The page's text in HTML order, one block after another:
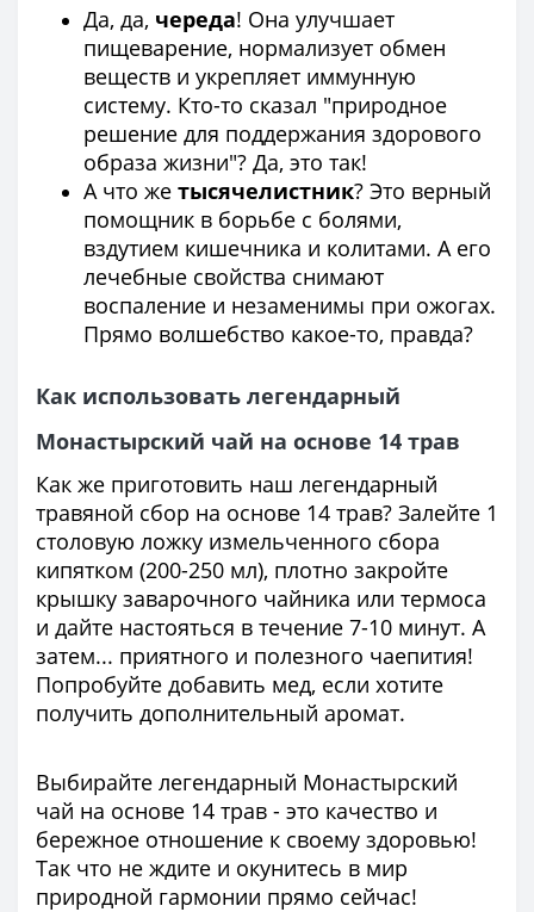
Да, да, череда! Она улучшает
пищеварение, нормализует обмен
веществ и укрепляет иммунную
систему. Кто-то сказал "природное
решение для поддержания здорового
образа жизни"? Да, это так!
А что же тысячелистник? Это верный
помощник в борьбе с болями,
вздутием кишечника и колитами. А его
лечебные свойства снимают
воспаление и незаменимы при ожогах.
Прямо волшебство какое-то, правда?
Как использовать легендарный
Монастырский чай на основе 14 трав
Как же приготовить наш легендарный
травяной сбор на основе 14 трав? Залейте 1
столовую ложку измельченного сбора
кипятком (200-250 мл), плотно закройте
крышку заварочного чайника или термоса
и дайте настояться в течение 7-10 минут. А
затем... приятного и полезного чаепития!
Попробуйте добавить мед, если хотите
получить дополнительный аромат.
Выбирайте легендарный Монастырский
чай на основе 14 трав - это качество и
бережное отношение к своему здоровью!
Так что не ждите и окунитесь в мир
природной гармонии прямо сейчас!